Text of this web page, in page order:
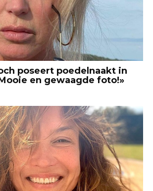
poseert poedelnaakt in
en gewaagde foto!»